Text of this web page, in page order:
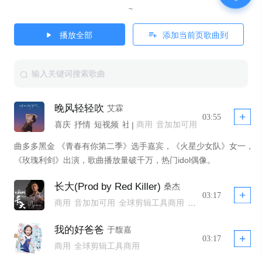
~
播放全部 添加当前页歌曲到
晚风轻轻吹 艾霖
喜庆 抒情 短视频 社交直播 在线K歌 热门 优质
| 商用 音加加可用
公播
03:55
曲多多黑金 《青春有你第二季》选手嘉宾，《火星少女队》女一，
《玫瑰利剑》出演，歌曲播放量破千万，热门idol偶像。
长大(Prod by Red Killer) 桑杰
商用 音加加可用 全球剪辑工具商用
全球剪辑工具商用 YTB不拦截
03:17
我的好爸爸 于馥嘉
商用 全球剪辑工具商用
03:17